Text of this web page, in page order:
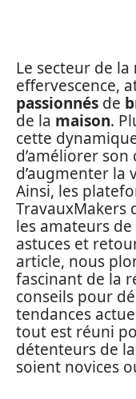
Le secteur de la
effervescence,
passionnés de
de la maison.
cette
d’améliorer son
d’augmenter la
Ainsi, les
TravauxMakers
les amateurs de
astuces et
article, nous
fascinant de la
conseils pour
tendances
tout est réuni
détenteurs de
soient novices